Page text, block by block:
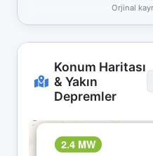
Orjinal
Konum Haritası
& Yakın
Depremler
2.4 MW